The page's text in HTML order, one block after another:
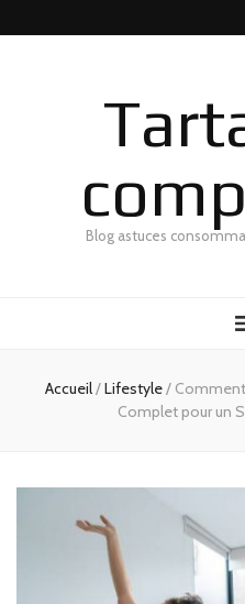
Blog astuces
Accueil/Lifestyle/
Complet pour un